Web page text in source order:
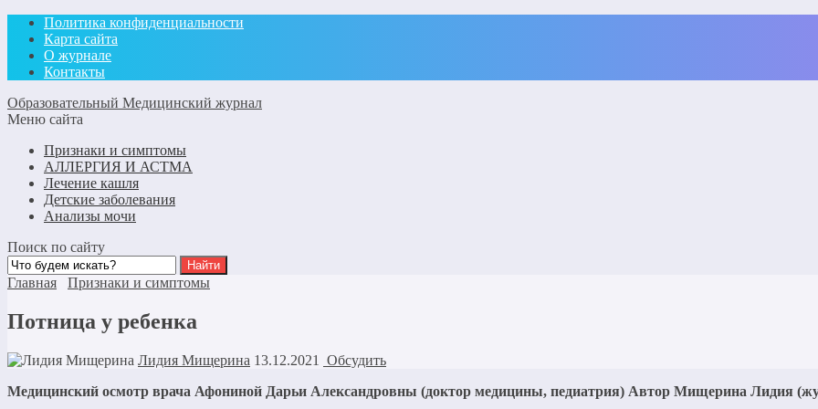
Политика конфиденциальности
Карта сайта
О журнале
Контакты
Образовательный Медицинский журнал
Меню сайта
Признаки и симптомы
АЛЛЕРГИЯ И АСТМА
Лечение кашля
Детские заболевания
Анализы мочи
Поиск по сайту
Главная Признаки и симптомы
Потница у ребенка
Лидия Мищерина 13.12.2021
Обсудить
Медицинский осмотр врача Афониной Дарьи Александровны (доктор медицины, педиатрия) Автор Мищерина Лидия